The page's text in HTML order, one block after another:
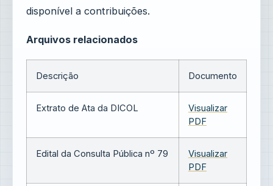
disponível a contribuições.
Arquivos relacionados
Descrição Documento
Extrato de Ata da DICOL
Visualizar
PDF
Edital da Consulta Pública nº 79
Visualizar
PDF